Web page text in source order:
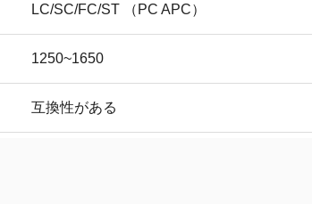
LC/SC/FC/ST （PC APC）
1250~1650
互換性がある